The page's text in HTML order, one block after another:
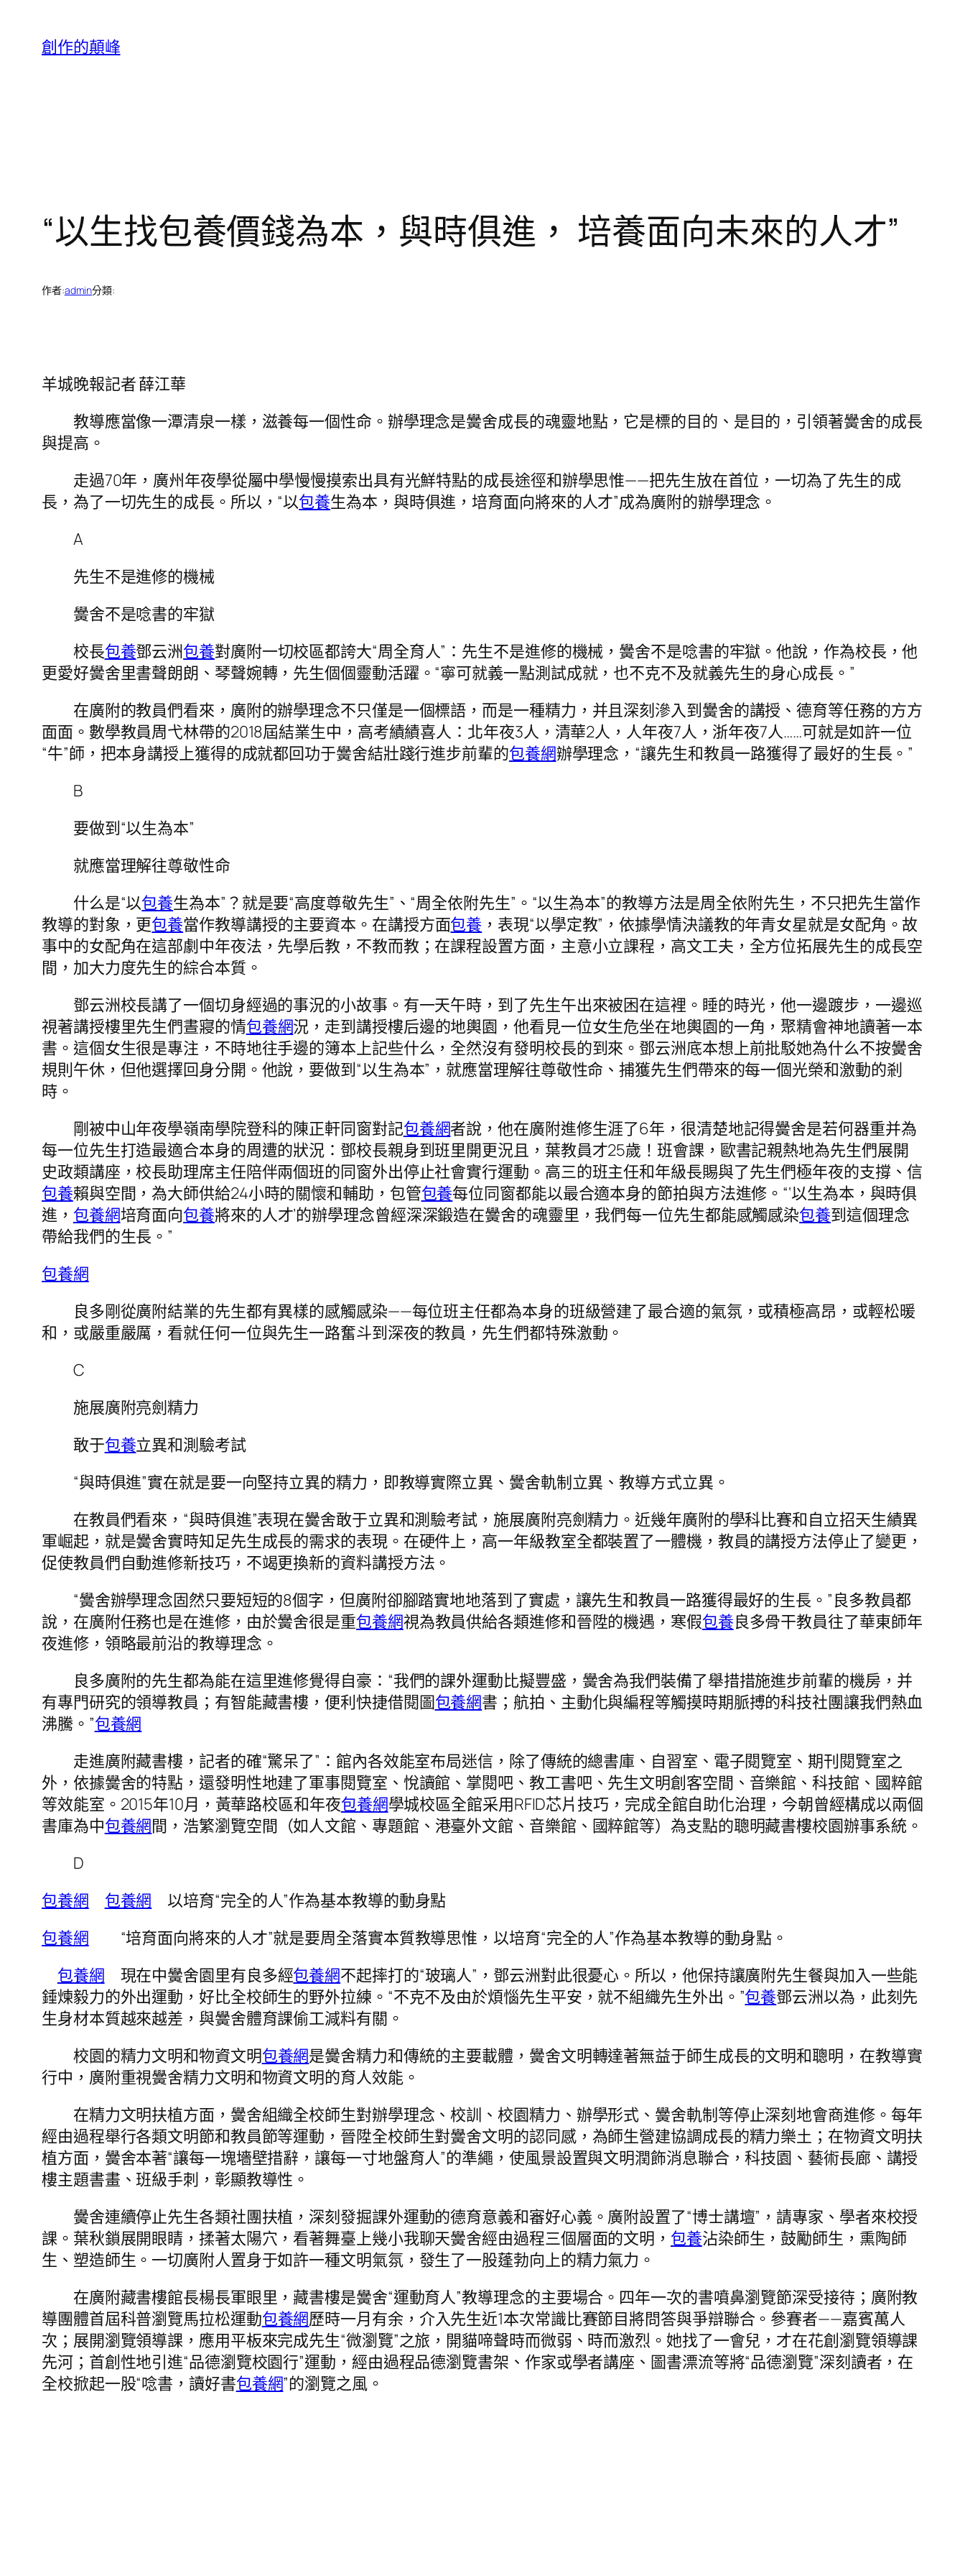
創作的顛峰
“以生找包養價錢為本，與時俱進， 培養面向未來的人才”
作者:admin分類:
羊城晚報記者 薛江華
教導應當像一潭清泉一樣，滋養每一個性命。辦學理念是黌舍成長的魂靈地點，它是標的目的、是目的，引領著黌舍的成長
與提高。
走過70年，廣州年夜學從屬中學慢慢摸索出具有光鮮特點的成長途徑和辦學思惟——把先生放在首位，一切為了先生的成
長，為了一切先生的成長。所以，“以包養生為本，與時俱進，培育面向將來的人才”成為廣附的辦學理念。
A
先生不是進修的機械
黌舍不是唸書的牢獄
校長包養鄧云洲包養對廣附一切校區都誇大“周全育人”：先生不是進修的機械，黌舍不是唸書的牢獄。他說，作為校長，他
更愛好黌舍里書聲朗朗、琴聲婉轉，先生個個靈動活躍。“寧可就義一點測試成就，也不克不及就義先生的身心成長。”
在廣附的教員們看來，廣附的辦學理念不只僅是一個標語，而是一種精力，并且深刻滲入到黌舍的講授、德育等任務的方方
面面。數學教員周弋林帶的2018屆結業生中，高考績績喜人：北年夜3人，清華2人，人年夜7人，浙年夜7人……可就是如許一位
“牛”師，把本身講授上獲得的成就都回功于黌舍結壯踐行進步前輩的包養網辦學理念，“讓先生和教員一路獲得了最好的生長。”
B
要做到“以生為本”
就應當理解往尊敬性命
什么是“以包養生為本”？就是要“高度尊敬先生”、“周全依附先生”。“以生為本”的教導方法是周全依附先生，不只把先生當作
教導的對象，更包養當作教導講授的主要資本。在講授方面包養 ，表現“以學定教”，依據學情決議教的年青女星就是女配角。故
事中的女配角在這部劇中年夜法，先學后教，不教而教；在課程設置方面，主意小立課程，高文工夫，全方位拓展先生的成長空
間，加大力度先生的綜合本質。
鄧云洲校長講了一個切身經過的事況的小故事。有一天午時，到了先生午出來被困在這裡。睡的時光，他一邊踱步，一邊巡
視著講授樓里先生們晝寢的情包養網況，走到講授樓后邊的地輿園，他看見一位女生危坐在地輿園的一角，聚精會神地讀著一本
書。這個女生很是專注，不時地往手邊的簿本上記些什么，全然沒有發明校長的到來。鄧云洲底本想上前批駁她為什么不按黌舍
規則午休，但他選擇回身分開。他說，要做到“以生為本”，就應當理解往尊敬性命、捕獲先生們帶來的每一個光榮和激動的剎
時。
剛被中山年夜學嶺南學院登科的陳正軒同窗對記包養網者說，他在廣附進修生涯了6年，很清楚地記得黌舍是若何器重并為
每一位先生打造最適合本身的周遭的狀況：鄧校長親身到班里開更況且，葉教員才25歲！班會課，歐書記親熱地為先生們展開
史政類講座，校長助理席主任陪伴兩個班的同窗外出停止社會實行運動。高三的班主任和年級長賜與了先生們極年夜的支撐、信
包養賴與空間，為大師供給24小時的關懷和輔助，包管包養每位同窗都能以最合適本身的節拍與方法進修。“‘以生為本，與時俱
進， 包養網培育面向包養將來的人才’的辦學理念曾經深深鍛造在黌舍的魂靈里，我們每一位先生都能感觸感染包養到這個理念
帶給我們的生長。”
包養網
良多剛從廣附結業的先生都有異樣的感觸感染——每位班主任都為本身的班級營建了最合適的氣氛，或積極高昂，或輕松暖
和，或嚴重嚴厲，看就任何一位與先生一路奮斗到深夜的教員，先生們都特殊激動。
C
施展廣附亮劍精力
敢于包養立異和測驗考試
“與時俱進”實在就是要一向堅持立異的精力，即教導實際立異、黌舍軌制立異、教導方式立異。
在教員們看來，“與時俱進”表現在黌舍敢于立異和測驗考試，施展廣附亮劍精力。近幾年廣附的學科比賽和自立招天生績異
軍崛起，就是黌舍實時知足先生成長的需求的表現。在硬件上，高一年級教室全都裝置了一體機，教員的講授方法停止了變更，
促使教員們自動進修新技巧，不竭更換新的資料講授方法。
“黌舍辦學理念固然只要短短的8個字，但廣附卻腳踏實地地落到了實處，讓先生和教員一路獲得最好的生長。”良多教員都
說，在廣附任務也是在進修，由於黌舍很是重包養網視為教員供給各類進修和晉陞的機遇，寒假包養良多骨干教員往了華東師年
夜進修，領略最前沿的教導理念。
良多廣附的先生都為能在這里進修覺得自豪：“我們的課外運動比擬豐盛，黌舍為我們裝備了舉措措施進步前輩的機房，并
有專門研究的領導教員；有智能藏書樓，便利快捷借閱圖包養網書；航拍、主動化與編程等觸摸時期脈搏的科技社團讓我們熱血
沸騰。”包養網
走進廣附藏書樓，記者的確“驚呆了”：館內各效能室布局迷信，除了傳統的總書庫、自習室、電子閱覽室、期刊閱覽室之
外，依據黌舍的特點，還發明性地建了軍事閱覽室、悅讀館、掌閱吧、教工書吧、先生文明創客空間、音樂館、科技館、國粹館
等效能室。2015年10月，黃華路校區和年夜包養網學城校區全館采用RFID芯片技巧，完成全館自助化治理，今朝曾經構成以兩個
書庫為中包養網間，浩繁瀏覽空間（如人文館、專題館、港臺外文館、音樂館、國粹館等）為支點的聰明藏書樓校園辦事系統。
D
包養網
包養網 以培育“完全的人”作為基本教導的動身點
包養網 “培育面向將來的人才”就是要周全落實本質教導思惟，以培育“完全的人”作為基本教導的動身點。
包養網 現在中黌舍園里有良多經包養網不起摔打的“玻璃人”，鄧云洲對此很憂心。所以，他保持讓廣附先生餐與加入一些能
錘煉毅力的外出運動，好比全校師生的野外拉練。“不克不及由於煩惱先生平安，就不組織先生外出。”包養鄧云洲以為，此刻先
生身材本質越來越差，與黌舍體育課偷工減料有關。
校園的精力文明和物資文明包養網是黌舍精力和傳統的主要載體，黌舍文明轉達著無益于師生成長的文明和聰明，在教導實
行中，廣附重視黌舍精力文明和物資文明的育人效能。
在精力文明扶植方面，黌舍組織全校師生對辦學理念、校訓、校園精力、辦學形式、黌舍軌制等停止深刻地會商進修。每年
經由過程舉行各類文明節和教員節等運動，晉陞全校師生對黌舍文明的認同感，為師生營建協調成長的精力樂土；在物資文明扶
植方面，黌舍本著“讓每一塊墻壁措辭，讓每一寸地盤育人”的準繩，使風景設置與文明潤飾消息聯合，科技園、藝術長廊、講授
樓主題書畫、班級手刺，彰顯教導性。
黌舍連續停止先生各類社團扶植，深刻發掘課外運動的德育意義和審好心義。廣附設置了“博士講壇”，請專家、學者來校授
課。葉秋鎖展開眼睛，揉著太陽穴，看著舞臺上幾小我聊天黌舍經由過程三個層面的文明， 包養沾染師生，鼓勵師生，熏陶師
生、塑造師生。一切廣附人置身于如許一種文明氣氛，發生了一股蓬勃向上的精力氣力。
在廣附藏書樓館長楊長軍眼里，藏書樓是黌舍“運動育人”教導理念的主要場合。四年一次的書噴鼻瀏覽節深受接待；廣附教
導團體首屆科普瀏覽馬拉松運動包養網歷時一月有余，介入先生近1本次常識比賽節目將問答與爭辯聯合。參賽者——嘉賓萬人
次；展開瀏覽領導課，應用平板來完成先生“微瀏覽”之旅，開貓啼聲時而微弱、時而激烈。她找了一會兒，才在花創瀏覽領導課
先河；首創性地引進“品德瀏覽校園行”運動，經由過程品德瀏覽書架、作家或學者講座、圖書漂流等將“品德瀏覽”深刻讀者，在
全校掀起一股“唸書，讀好書包養網”的瀏覽之風。